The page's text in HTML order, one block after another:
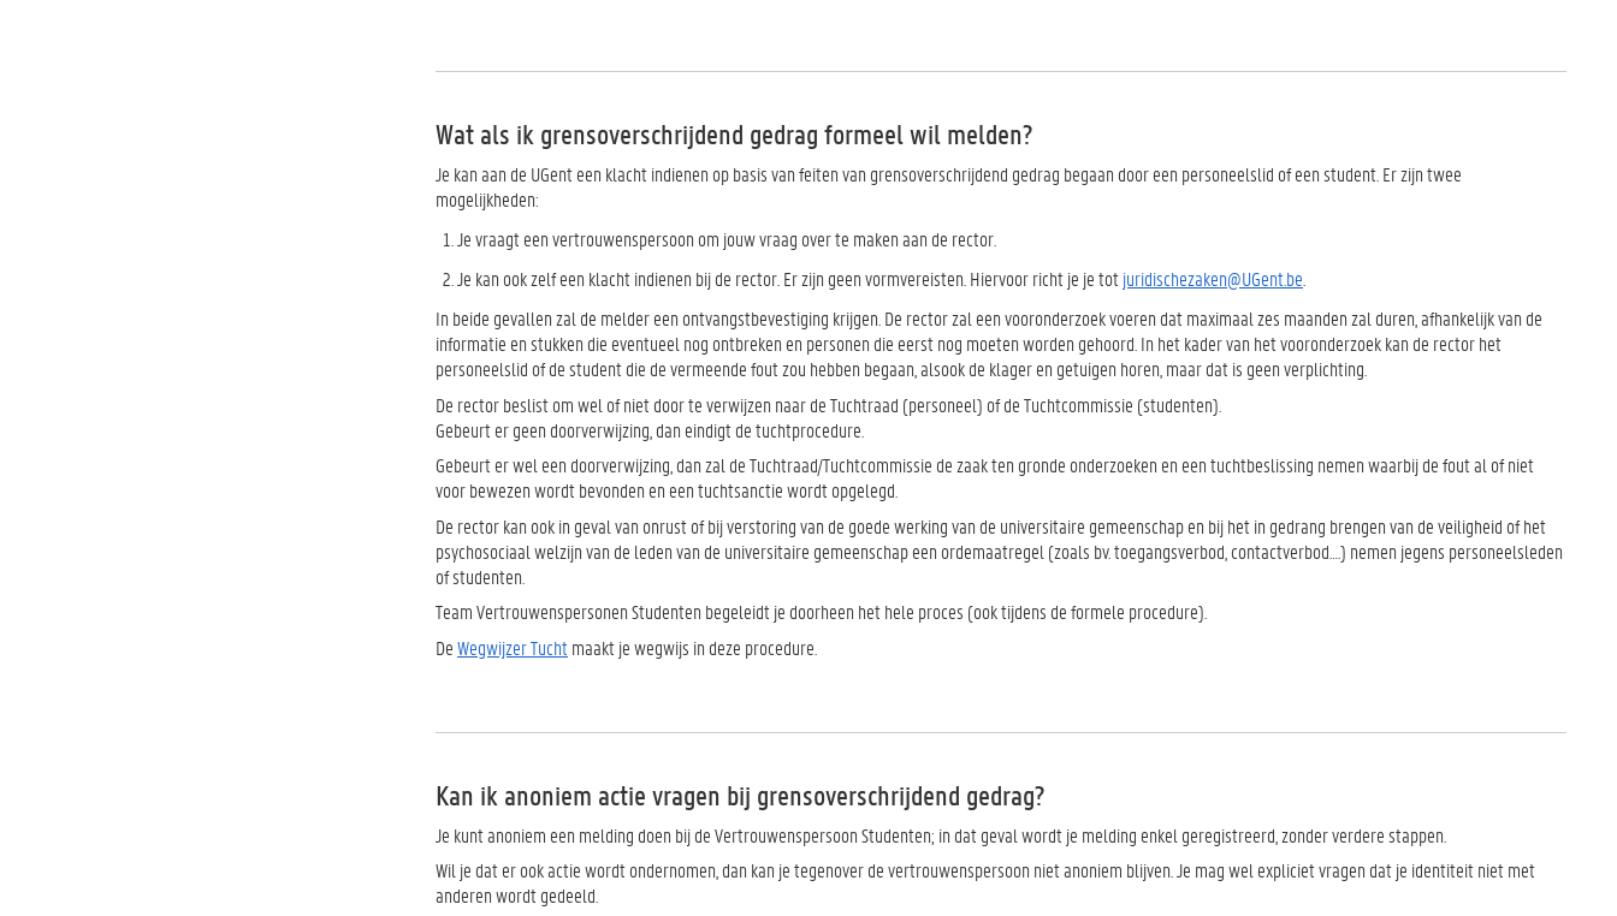
Wat als ik grensoverschrijdend gedrag formeel wil melden?
Je kan aan de UGent een klacht indienen op basis van feiten van grensoverschrijdend gedrag begaan door een personeelslid of een student. Er zijn twee
mogelijkheden:
Je vraagt een vertrouwenspersoon om jouw vraag over te maken aan de rector.
Je kan ook zelf een klacht indienen bij de rector. Er zijn geen vormvereisten. Hiervoor richt je je totjuridischezaken@UGent.be
In beide gevallen zal de melder een ontvangstbevestiging krijgen. De rector zal een vooronderzoek voeren dat maximaal zes maanden zal duren, afhankelijk van de
informatie en stukken die eventueel nog ontbreken en personen die eerst nog moeten worden gehoord. In het kader van het vooronderzoek kan de rector het
personeelslid of de student die de vermeende fout zou hebben begaan, alsook de klager en getuigen horen, maar dat is geen verplichting.
De rector beslist om wel of niet door te verwijzen naar de Tuchtraad (personeel) of de Tuchtcommissie (studenten).
Gebeurt er geen doorverwijzing, dan eindigt de tuchtprocedure.
Gebeurt er wel een doorverwijzing, dan zal de Tuchtraad/Tuchtcommissie de zaak ten gronde onderzoeken en een tuchtbeslissing nemen waarbij de fout al of niet
voor bewezen wordt bevonden en een tuchtsanctie wordt opgelegd.
De rector kan ook in geval van onrust of bij verstoring van de goede werking van de universitaire gemeenschap en bij het in gedrang brengen van de veiligheid of het
psychosociaal welzijn van de leden van de universitaire gemeenschap een ordemaatregel (zoals bv. toegangsverbod, contactverbod….) nemen jegens personeelsleden
of studenten.
Team Vertrouwenspersonen Studenten begeleidt je doorheen het hele proces (ook tijdens de formele procedure).
DeWegwijzer Tuchtmaakt je wegwijs in deze procedure.
Kan ik anoniem actie vragen bij grensoverschrijdend gedrag?
Je kunt anoniem een melding doen bij de Vertrouwenspersoon Studenten; in dat geval wordt je melding enkel geregistreerd, zonder verdere stappen.
Wil je dat er ook actie wordt ondernomen, dan kan je tegenover de vertrouwenspersoon niet anoniem blijven. Je mag wel expliciet vragen dat je identiteit niet met
anderen wordt gedeeld.